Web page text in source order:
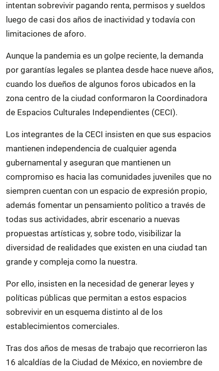
intentan sobrevivir pagando renta, permisos y sueldos
luego de casi dos años de inactividad y todavía con
limitaciones de aforo.
Aunque la pandemia es un golpe reciente, la demanda
por garantías legales se plantea desde hace nueve años,
cuando los dueños de algunos foros ubicados en la
zona centro de la ciudad conformaron la Coordinadora
de Espacios Culturales Independientes (CECI).
Los integrantes de la CECI insisten en que sus espacios
mantienen independencia de cualquier agenda
gubernamental y aseguran que mantienen un
compromiso es hacia las comunidades juveniles que no
siempren cuentan con un espacio de expresión propio,
además fomentar un pensamiento político a través de
todas sus actividades, abrir escenario a nuevas
propuestas artísticas y, sobre todo, visibilizar la
diversidad de realidades que existen en una ciudad tan
grande y compleja como la nuestra.
Por ello, insisten en la necesidad de generar leyes y
políticas públicas que permitan a estos espacios
sobrevivir en un esquema distinto al de los
establecimientos comerciales.
Tras dos años de mesas de trabajo que recorrieron las
16 alcaldías de la Ciudad de México, en noviembre de